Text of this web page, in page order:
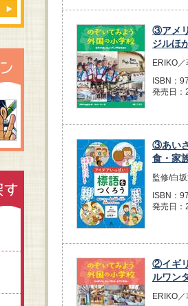
③アメ
ジルほ
ERIKO／
ISBN：
発売日：
③あい
食・家
監修/白
ISBN：
発売日：
②イギ
ルワン
ERIKO／